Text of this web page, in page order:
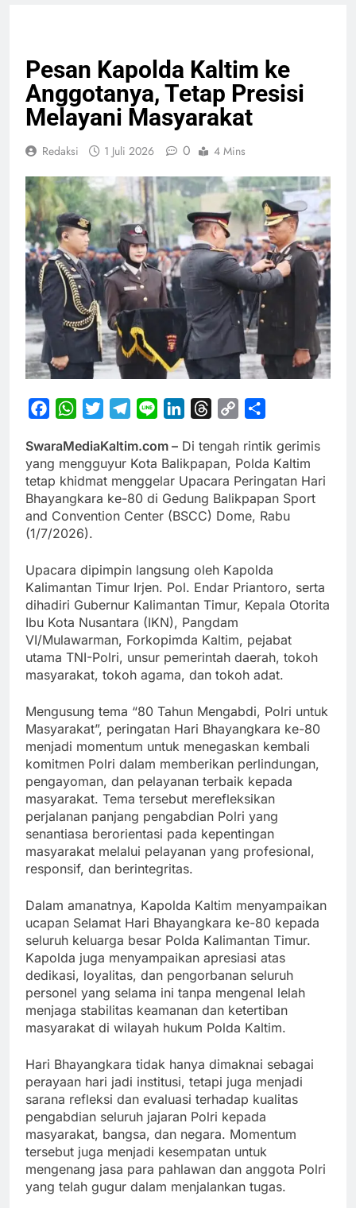
Pesan Kapolda Kaltim ke
Anggotanya, Tetap Presisi
Melayani Masyarakat
Redaksi 1 Juli 2026 0 4 Mins
FacebookWhatsApp
TwitterTelegram
Line LinkedInThreads
Copy
SwaraMediaKaltim.com – Di tengah rintik gerimis
yang mengguyur Kota Balikpapan, Polda Kaltim
tetap khidmat menggelar Upacara Peringatan Hari
Bhayangkara ke-80 di Gedung Balikpapan Sport
and Convention Center (BSCC) Dome, Rabu
(1/7/2026).
Upacara dipimpin langsung oleh Kapolda
Kalimantan Timur Irjen. Pol. Endar Priantoro, serta
dihadiri Gubernur Kalimantan Timur, Kepala Otorita
Ibu Kota Nusantara (IKN), Pangdam
VI/Mulawarman, Forkopimda Kaltim, pejabat
utama TNI-Polri, unsur pemerintah daerah, tokoh
masyarakat, tokoh agama, dan tokoh adat.
Mengusung tema “80 Tahun Mengabdi, Polri untuk
Masyarakat”, peringatan Hari Bhayangkara ke-80
menjadi momentum untuk menegaskan kembali
komitmen Polri dalam memberikan perlindungan,
pengayoman, dan pelayanan terbaik kepada
masyarakat. Tema tersebut merefleksikan
perjalanan panjang pengabdian Polri yang
senantiasa berorientasi pada kepentingan
masyarakat melalui pelayanan yang profesional,
responsif, dan berintegritas.
Dalam amanatnya, Kapolda Kaltim menyampaikan
ucapan Selamat Hari Bhayangkara ke-80 kepada
seluruh keluarga besar Polda Kalimantan Timur.
Kapolda juga menyampaikan apresiasi atas
dedikasi, loyalitas, dan pengorbanan seluruh
personel yang selama ini tanpa mengenal lelah
menjaga stabilitas keamanan dan ketertiban
masyarakat di wilayah hukum Polda Kaltim.
Hari Bhayangkara tidak hanya dimaknai sebagai
perayaan hari jadi institusi, tetapi juga menjadi
sarana refleksi dan evaluasi terhadap kualitas
pengabdian seluruh jajaran Polri kepada
masyarakat, bangsa, dan negara. Momentum
tersebut juga menjadi kesempatan untuk
mengenang jasa para pahlawan dan anggota Polri
yang telah gugur dalam menjalankan tugas.